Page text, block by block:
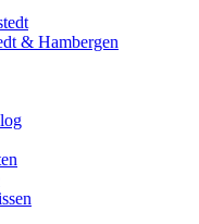
& Hambergen